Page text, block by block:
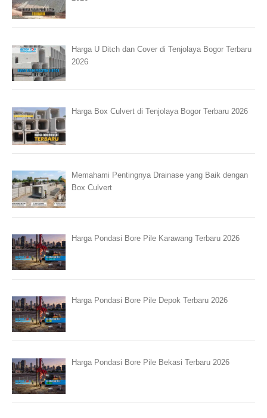
Harga U Ditch dan Cover di Tenjolaya Bogor Terbaru
2026
Harga Box Culvert di Tenjolaya Bogor Terbaru 2026
Memahami Pentingnya Drainase yang Baik dengan
Box Culvert
Harga Pondasi Bore Pile Karawang Terbaru 2026
Harga Pondasi Bore Pile Depok Terbaru 2026
Harga Pondasi Bore Pile Bekasi Terbaru 2026